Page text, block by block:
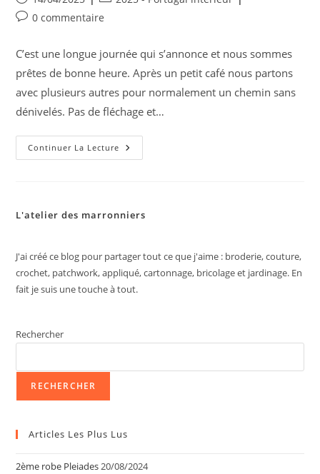
publiée :
category:
Commentaires
la
publication :
0 commentaire
C’est une longue journée qui s’annonce et nous sommes
prêtes de bonne heure. Après un petit café nous partons
avec plusieurs autres pour normalement un chemin sans
dénivelés. Pas de fléchage et…
Continuer La Lecture Jour
15
304,5
L'atelier des marronniers
J'ai créé ce blog pour partager tout ce que j'aime : broderie, couture,
crochet, patchwork, appliqué, cartonnage, bricolage et jardinage. En
fait je suis une touche à tout.
Rechercher
RECHERCHER
Articles Les Plus Lus
2ème robe Pleiades20/08/2024